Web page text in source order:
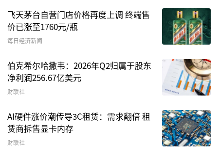
景气。
工程装备方面，出口动能延续高景气，主机厂还原
汇损后增长可观，5月以来巨头涨价释放强烈反内
卷信号。
装备方面，需求复苏叠加地缘催化，我们预计
用户侧储能相关企业26年进入利润持续上行区
间；风机出口高速增长，海外订单大幅攀升。
飞天茅台自营门店价格再度上调 终端售
价已涨至1760元/瓶
每日经济新闻
伯克希尔哈撒韦：2026年Q2归属于股东
净利润256.67亿美元
财联社
AI硬件涨价潮传导3C租赁：需求翻倍 租
赁商拆售显卡内存
财联社